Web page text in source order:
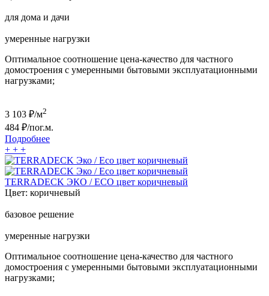
для дома и дачи
умеренные нагрузки
Оптимальное соотношение цена-качество для частного
домостроения с умеренными бытовыми эксплуатационными
нагрузками;
3 103 ₽/м2
484 ₽/пог.м.
Подробнее
+ + +
TERRADECK ЭКО / ECO цвет коричневый
Цвет: коричневый
базовое решение
умеренные нагрузки
Оптимальное соотношение цена-качество для частного
домостроения с умеренными бытовыми эксплуатационными
нагрузками;